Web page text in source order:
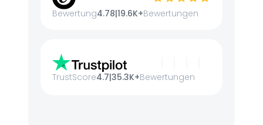
Bewertung4.78|19.6K+Bewertungen
TrustScore4.7|35.3K+Bewertungen